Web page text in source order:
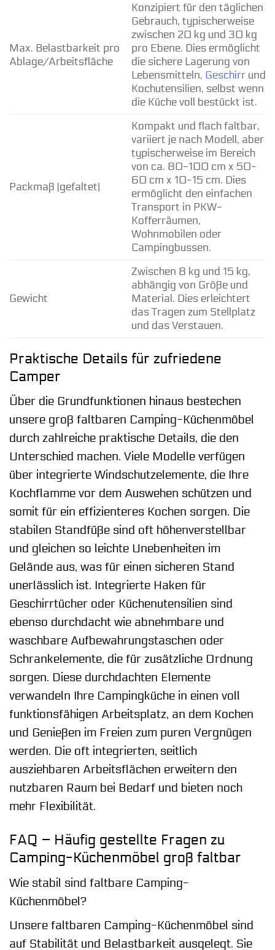
Max. Belastbarkeit pro
Ablage/Arbeitsfläche
Konzipiert für den täglichen
Gebrauch, typischerweise
zwischen 20 kg und 30 kg
pro Ebene. Dies ermöglicht
die sichere Lagerung von
Lebensmitteln, Geschirrund
Kochutensilien, selbst wenn
die Küche voll bestückt ist.
Packmaß (gefaltet)
Kompakt und flach faltbar,
variiert je nach Modell, aber
typischerweise im Bereich
von ca. 80-100 cm x 50-
60 cm x 10-15 cm. Dies
ermöglicht den einfachen
Transport in PKW-
Kofferräumen,
Wohnmobilen oder
Campingbussen.
Gewicht
Zwischen 8 kg und 15 kg,
abhängig von Größe und
Material. Dies erleichtert
das Tragen zum Stellplatz
und das Verstauen.
Praktische Details für zufriedene
Camper
Über die Grundfunktionen hinaus bestechen
unsere groß faltbaren Camping-Küchenmöbel
durch zahlreiche praktische Details, die den
Unterschied machen. Viele Modelle verfügen
über integrierte Windschutzelemente, die Ihre
Kochflamme vor dem Auswehen schützen und
somit für ein effizienteres Kochen sorgen. Die
stabilen Standfüße sind oft höhenverstellbar
und gleichen so leichte Unebenheiten im
Gelände aus, was für einen sicheren Stand
unerlässlich ist. Integrierte Haken für
Geschirrtücher oder Küchenutensilien sind
ebenso durchdacht wie abnehmbare und
waschbare Aufbewahrungstaschen oder
Schrankelemente, die für zusätzliche Ordnung
sorgen. Diese durchdachten Elemente
verwandeln Ihre Campingküche in einen voll
funktionsfähigen Arbeitsplatz, an dem Kochen
und Genießen im Freien zum puren Vergnügen
werden. Die oft integrierten, seitlich
ausziehbaren Arbeitsflächen erweitern den
nutzbaren Raum bei Bedarf und bieten noch
mehr Flexibilität.
FAQ – Häufig gestellte Fragen zu
Camping-Küchenmöbel groß faltbar
Wie stabil sind faltbare Camping-
Küchenmöbel?
Unsere faltbaren Camping-Küchenmöbel sind
auf Stabilität und Belastbarkeit ausgelegt. Sie